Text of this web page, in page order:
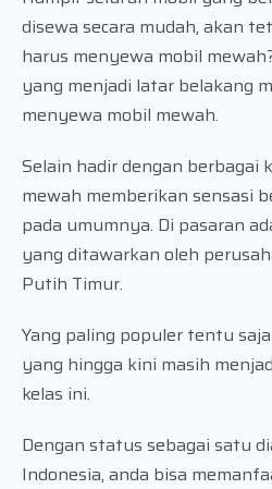
disewa secara mudah, akan
harus menyewa mobil
yang menjadi latar belakang
menyewa mobil mewah.
Selain hadir dengan berbagai
mewah memberikan sensasi
pada umumnya. Di pasaran
yang ditawarkan oleh
Putih Timur.
Yang paling populer tentu
yang hingga kini masih
kelas ini.
Dengan status sebagai satu
Indonesia, anda bisa